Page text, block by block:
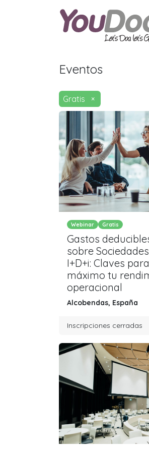
Eventos
Gratis ×
Webinar Gratis
Gastos
sobre
I+D+i: Claves
máximo tu
operacional
Alcobendas, España
Inscripciones cerradas